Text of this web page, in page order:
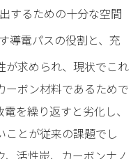
するための十分な空間
導電パスの役割と、充
が求められ、現状でこれ
ーボン材料であるためで
を繰り返すと劣化し、
ことが従来の課題でし
活性炭、カーボンナノ